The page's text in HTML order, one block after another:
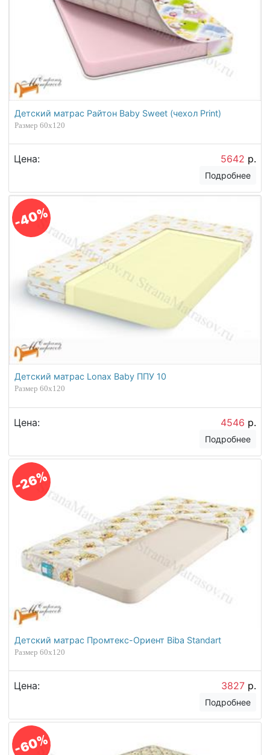
Детский матрас Райтон Baby Sweet (чехол Print)
Размер 60х120
Цена: 5642 р.
Подробнее
-40%
Детский матрас Lonax Baby ППУ 10
Размер 60х120
Цена: 4546 р.
Подробнее
-26%
Детский матрас Промтекс-Ориент Biba Standart
Размер 60х120
Цена: 3827 р.
Подробнее
-60%